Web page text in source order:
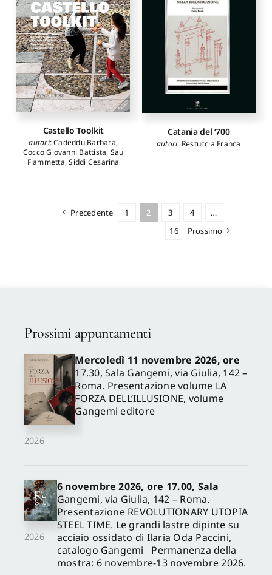
Guerrieri Claudio,De
Giovanni Alfredo,Fallacara
Giuseppe,Magnini
Giuseppe,Martines
Ruggero,Maselli Giorgio,
Maurici Ferdinando,
Montemurro Marcelo,
Nobile Marco Rosario,
Occhinegro Ubaldo,
Pignatelli Micaela,Quarto
Ruggiero
Restucci Amerigo,
Rossi Gabriele,Tamborero
Arturo
Castello Toolkit
autori:Cadeddu Barbara,
Cocco Giovanni Battista, Sau
Fiammetta,Siddi Cesarina
Catania del ‘700
autori: Restuccia Franca
Precedente 1 2 3 4
…
16
Prossimo
Prossimi appuntamenti
2026
Mercoledì 11 novembre 2026, ore
17.30, Sala Gangemi, via Giulia, 142 –
Roma. Presentazione volume LA
FORZA DELL’ILLUSIONE, volume
Gangemi editore
2026
6 novembre 2026, ore 17.00, Sala
Gangemi, via Giulia, 142 – Roma.
Presentazione REVOLUTIONARY UTOPIA
STEEL TIME. Le grandi lastre dipinte su
acciaio ossidato di Ilaria Oda Paccini,
catalogo Gangemi Permanenza della
mostra: 6 novembre-13 novembre 2026.